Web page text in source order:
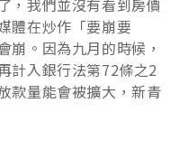
，我們並沒有看到房價
體在炒作「要崩要
崩。因為九月的時候，
計入銀行法第72條之2
款量能會被擴大，新青